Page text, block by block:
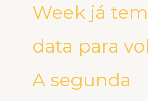
Week já tem
data para
A segunda